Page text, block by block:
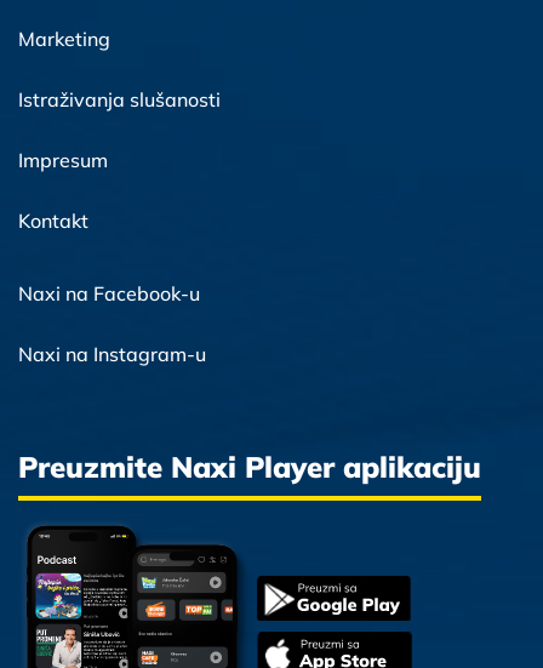
Marketing
Istraživanja slušanosti
Impresum
Kontakt
Naxi na Facebook-u
Naxi na Instagram-u
Preuzmite Naxi Player aplikaciju